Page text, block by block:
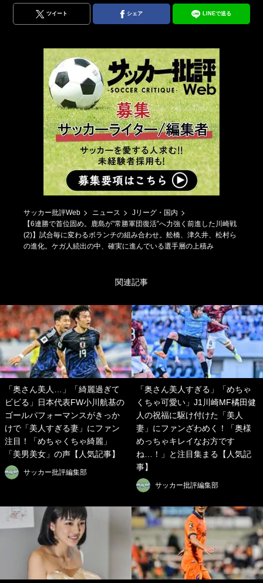
ツイート シェア LINEで送る
サッカー批評Web ニュース
Jリーグ・国内
【6連勝で首位固め。鹿島が”常勝軍団復活”へ力強く前進した川崎戦
(2)】試合毎に変わるボランチの組み合わせ。舩橋、津久井、松村ら
の進化。ケガ人続出の中、確実に進んでいる選手層の上積み
関連記事
「奥さん美人…」「綺麗過ぎて
ビビる」日本代表FW小川航基の
ゴールパフォーマンスがきっか
けで「美人すぎる妻」にファン
注目！「めちゃくちゃ綺麗」
「美男美女」の声【人気記事】
サッカー批評編集部
「奥さん美人すぎる」「めちゃ
くちゃ可愛い」J1川崎MF橘田健
人の祝福に駆け付けた「美人
妻」にファンざわめく！「奥様
めっちゃキレイなお方です
ね…！」と注目集まる【人気記
事】
サッカー批評編集部